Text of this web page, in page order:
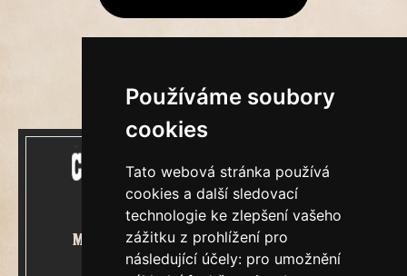
Používáme soubory
cookies
Tato webová stránka používá
cookies a další sledovací
technologie ke zlepšení vašeho
zážitku z prohlížení pro
následující účely: pro umožnění
Mecenášem Cimrmanova Zpravodaje
je společnost